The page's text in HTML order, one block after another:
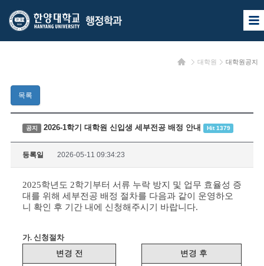
한
양
교
양
행
정
학
과
사
이
열
홈 대학원 대학원공지
목록
공지 2026-1학기 대학원 신입생 세부전공 배정 안내 Hit 1379
등록일 2026-05-11 09:34:23
2025학년도 2학기부터 서류 누락 방지 및 업무 효율성 증
대를 위해 세부전공 배정 절차를 다음과 같이 운영하오
니 확인 후 기간 내에 신청해주시기 바랍니다.
가. 신청절차
변경 전
변경 후